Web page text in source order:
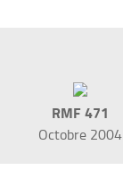
RMF 471
Octobre 2004